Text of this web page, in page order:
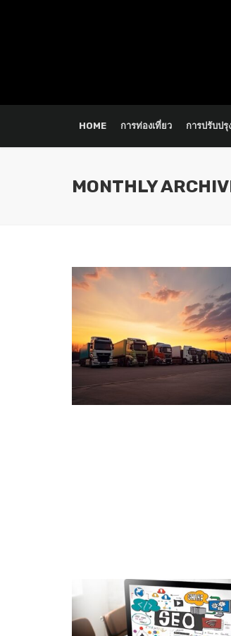
HOME การท่องเที่ยว การปรับปรุ
MONTHLY